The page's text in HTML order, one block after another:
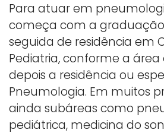
Para atuar em
começa com a
seguida de residência em
Pediatria, conforme a
depois a residência ou
Pneumologia. Em muitos
ainda subáreas como
pediátrica, medicina do